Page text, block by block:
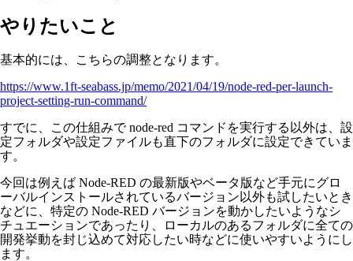
やりたいこと
基本的には、こちらの調整となります。
https://www.1ft-seabass.jp/memo/2021/04/19/node-red-per-launch-
project-setting-run-command/
すでに、この仕組みで node-red コマンドを実行する以外は、設
定フォルダや設定ファイルも直下のフォルダに設定できていま
す。
今回は例えば Node-RED の最新版やベータ版など手元にグロ
ーバルインストールされているバージョン以外も試したいとき
などに、特定の Node-RED バージョンを動かしたいようなシ
チュエーションであったり、ローカルのあるフォルダに全ての
開発挙動を封じ込めて対応したい時などに使いやすいようにし
ます。